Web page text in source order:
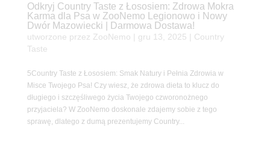
Odkryj Country Taste z Łososiem: Zdrowa Mokra
Karma dla Psa w ZooNemo Legionowo i Nowy
Dwór Mazowiecki | Darmowa Dostawa!
utworzone przez ZooNemo gru 13, 2025
Country
Taste
5Country Taste z Łososiem: Smak Natury i Pełnia Zdrowia w
Misce Twojego Psa! Czy wiesz, że zdrowa dieta to klucz do
długiego i szczęśliwego życia Twojego czworonożnego
przyjaciela? W ZooNemo doskonale zdajemy sobie z tego
sprawę, dlatego z dumą prezentujemy Country...